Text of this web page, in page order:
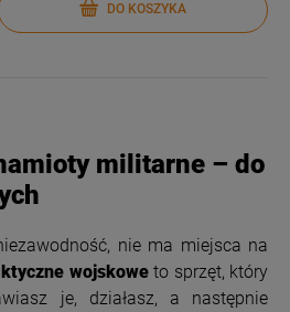
DO KOSZYKA
militarne – do
nie ma miejsca na
wojskoweto sprzęt, który
je, działasz, a następnie